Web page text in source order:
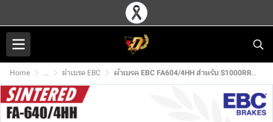
Home ... ผ้าเบรค EBC ผ้าเบรค EBC FA604/4HH สำหรับ S1000RR (F)